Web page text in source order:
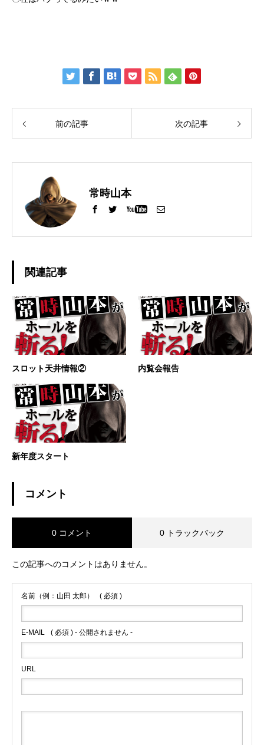
前の記事 次の記事
常時山本
関連記事
スロット天井情報② 内覧会報告
新年度スタート
コメント
0 コメント 0 トラックバック
この記事へのコメントはありません。
名前（例：山田 太郎） ( 必須 )
E-MAIL ( 必須 ) - 公開されません -
URL